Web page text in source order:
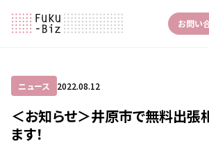
お問い
ニュース 2022.08.12
＜お知らせ＞井原市で無料出張
ます！